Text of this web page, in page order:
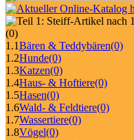
(0)
1.1Bären & Teddybären(0)
1.2Hunde(0)
1.3Katzen(0)
1.4Haus- & Hoftiere(0)
1.5Hasen(0)
1.6Wald- & Feldtiere(0)
1.7Wassertiere(0)
1.8Vögel(0)